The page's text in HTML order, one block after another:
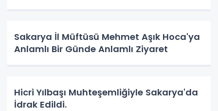
Sakarya İl Müftüsü Mehmet Aşık Hoca'ya
Anlamlı Bir Günde Anlamlı Ziyaret
Hicri Yılbaşı Muhteşemliğiyle Sakarya'da
İdrak Edildi.